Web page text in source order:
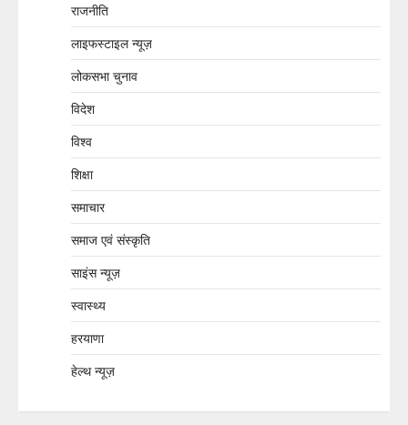
राजनीति
लाइफस्टाइल न्यूज़
लोकसभा चुनाव
विदेश
विश्व
शिक्षा
समाचार
समाज एवं संस्कृति
साइंस न्यूज़
स्वास्थ्य
हरयाणा
हेल्थ न्यूज़